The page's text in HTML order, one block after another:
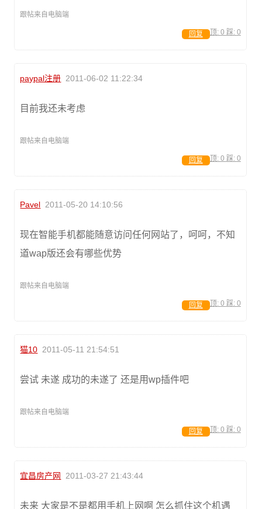
跟帖来自电脑端
顶: 0 踩: 0
回复
paypal注册 2011-06-02 11:22:34
目前我还未考虑
跟帖来自电脑端
顶: 0 踩: 0
回复
Pavel 2011-05-20 14:10:56
现在智能手机都能随意访问任何网站了，呵呵，不知
道wap版还会有哪些优势
跟帖来自电脑端
顶: 0 踩: 0
回复
猫10 2011-05-11 21:54:51
尝试 未遂 成功的未遂了 还是用wp插件吧
跟帖来自电脑端
顶: 0 踩: 0
回复
宜昌房产网 2011-03-27 21:43:44
未来 大家是不是都用手机上网啊 怎么抓住这个机遇